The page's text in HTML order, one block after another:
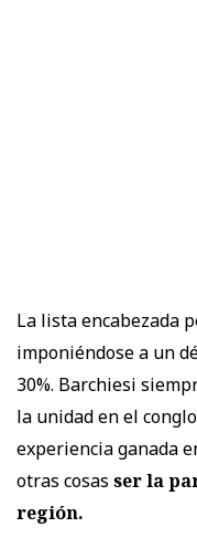
La lista encabezada
imponiéndose a un
30%. Barchiesi
la unidad en el
experiencia ganada
otras cosas ser la
región.